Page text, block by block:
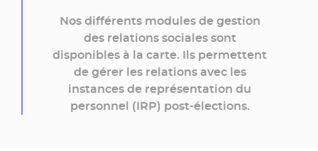
Nos différents modules de gestion
des relations sociales sont
disponibles à la carte. Ils permettent
de gérer les relations avec les
instances de représentation du
personnel (IRP) post-élections.